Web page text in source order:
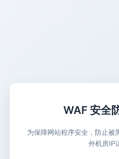
WAF 安全
为保障网站程序安全，防止被
外机房IP